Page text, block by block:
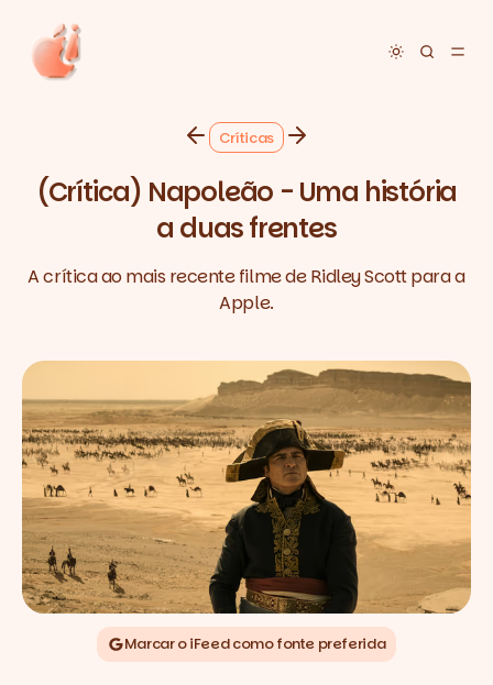
Toggle
Críticas
(Crítica) Napoleão - Uma história
a duas frentes
A crítica ao mais recente filme de Ridley Scott para a
Apple.
Marcar o iFeed como fonte preferida